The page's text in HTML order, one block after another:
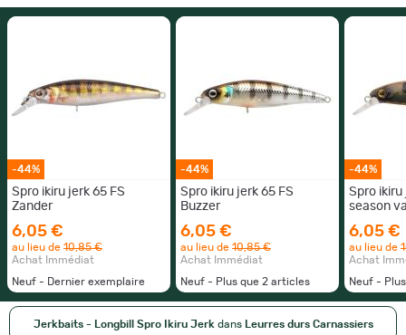
-44%
Spro ikiru jerk 65 FS
Zander
6,05 €
au lieu de 10,85 €
Achat Immédiat
Neuf - Dernier exemplaire
-44%
Spro ikiru jerk 65 FS
Buzzer
6,05 €
au lieu de 10,85 €
Achat Immédiat
Neuf - Plus que 2 articles
-44%
Spro ikiru
season
6,05 €
au lieu de
Achat
Neuf -
Jerkbaits - Longbill Spro Ikiru Jerk dans Leurres durs Carnassiers